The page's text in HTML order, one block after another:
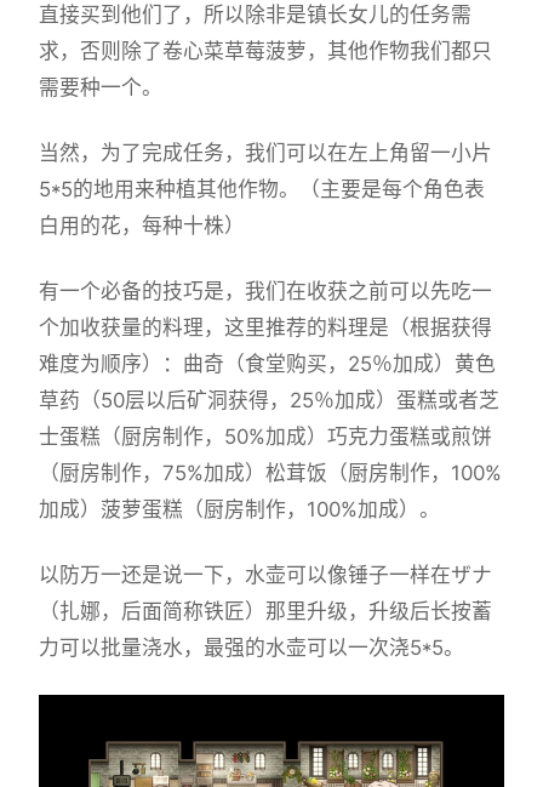
直接买到他们了，所以除非是镇长女儿的任务需
求，否则除了卷心菜草莓菠萝，其他作物我们都只
需要种一个。
当然，为了完成任务，我们可以在左上角留一小片
5*5的地用来种植其他作物。（主要是每个角色表
白用的花，每种十株）
有一个必备的技巧是，我们在收获之前可以先吃一
个加收获量的料理，这里推荐的料理是（根据获得
难度为顺序）：曲奇（食堂购买，25％加成）黄色
草药（50层以后矿洞获得，25％加成）蛋糕或者芝
士蛋糕（厨房制作，50%加成）巧克力蛋糕或煎饼
（厨房制作，75%加成）松茸饭（厨房制作，100%
加成）菠萝蛋糕（厨房制作，100%加成）。
以防万一还是说一下，水壶可以像锤子一样在ザナ
（扎娜，后面简称铁匠）那里升级，升级后长按蓄
力可以批量浇水，最强的水壶可以一次浇5*5。